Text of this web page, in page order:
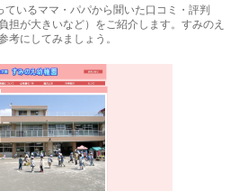
いるママ・パパから聞いた口コミ・評判
担が大きいなど）をご紹介します。すみのえ
にしてみましょう。